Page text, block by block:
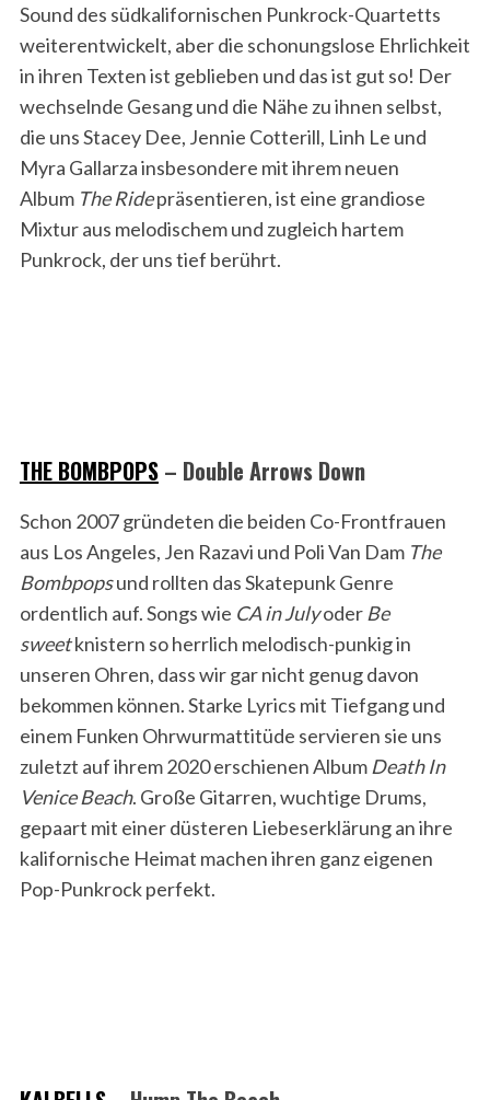
Sound des südkalifornischen Punkrock-Quartetts
weiterentwickelt, aber die schonungslose Ehrlichkeit
in ihren Texten ist geblieben und das ist gut so! Der
wechselnde Gesang und die Nähe zu ihnen selbst,
die uns Stacey Dee, Jennie Cotterill, Linh Le und
Myra Gallarza insbesondere mit ihrem neuen
Album The Ridepräsentieren, ist eine grandiose
Mixtur aus melodischem und zugleich hartem
Punkrock, der uns tief berührt.
THE BOMBPOPS– Double Arrows Down
Schon 2007 gründeten die beiden Co-Frontfrauen
aus Los Angeles, Jen Razavi und Poli Van Dam The
Bombpopsund rollten das Skatepunk Genre
ordentlich auf. Songs wie CA in Julyoder Be
sweetknistern so herrlich melodisch-punkig in
unseren Ohren, dass wir gar nicht genug davon
bekommen können. Starke Lyrics mit Tiefgang und
einem Funken Ohrwurmattitüde servieren sie uns
zuletzt auf ihrem 2020 erschienen Album Death In
Venice Beach. Große Gitarren, wuchtige Drums,
gepaart mit einer düsteren Liebeserklärung an ihre
kalifornische Heimat machen ihren ganz eigenen
Pop-Punkrock perfekt.